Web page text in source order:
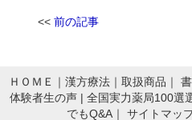
<< 前の記事
ＨＯＭＥ 漢方療法 取扱商品
体験者生の声
全国実力薬局100選
でもQ&A｜ サイトマッ